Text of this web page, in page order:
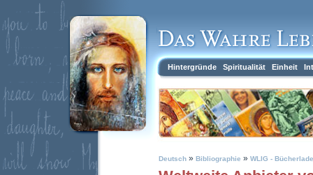
Hintergründe Spiritualität Einheit
Deutsch » Bibliographie » WLIG -